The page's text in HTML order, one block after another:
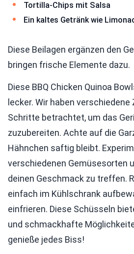
Tortilla-Chips mit Salsa
Ein kaltes Getränk wie
Diese Beilagen ergänzen den
bringen frische Elemente dazu.
Diese BBQ Chicken Quinoa
lecker. Wir haben verschiedene
Schritte betrachtet, um das
zuzubereiten. Achte auf die
Hähnchen saftig bleibt.
verschiedenen Gemüsesorten
deinen Geschmack zu treffen.
einfach im Kühlschrank
einfrieren. Diese Schüsseln
und schmackhafte
genieße jedes Biss!